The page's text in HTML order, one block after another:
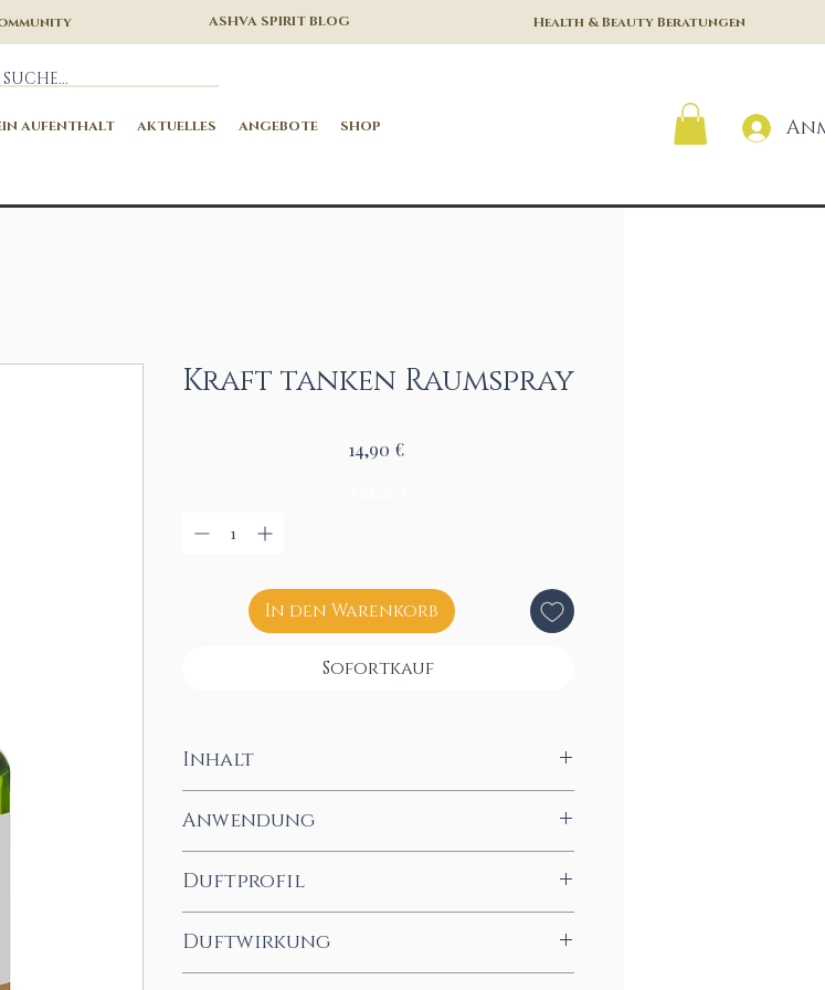
ASHVA SPIRIT BLOG Health & Beauty Beratungen
AUFENTHALT AKTUELLES ANGEBOTE SHOP
Kraft tanken Raumspray
14,90 €Preis
In den Warenkorb
Sofortkauf
Inhalt
50ml
Anwendung
Nach Bedarf in die Luft sprühen.
Duftprofil
holzig, würzig
Duftwirkung